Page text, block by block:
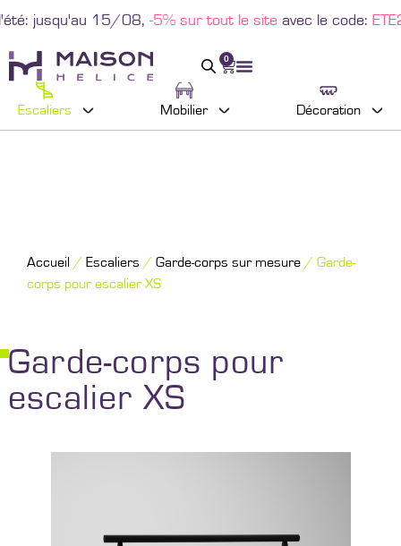
jusqu'au 15/08,-5% sur tout le siteavec le code:
0
Escaliers Mobilier Décoration
Accueil / Escaliers / Garde-corps sur mesure / Garde-
corps pour escalier XS
Garde-corps pour
escalier XS